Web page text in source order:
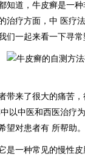
道，牛皮癣是一种
治疗方面，中 医疗
们一起来看一下寻常
来了很大的痛苦，
以中医和西医治疗
望对患者有 所帮助。
一种常见的慢性皮